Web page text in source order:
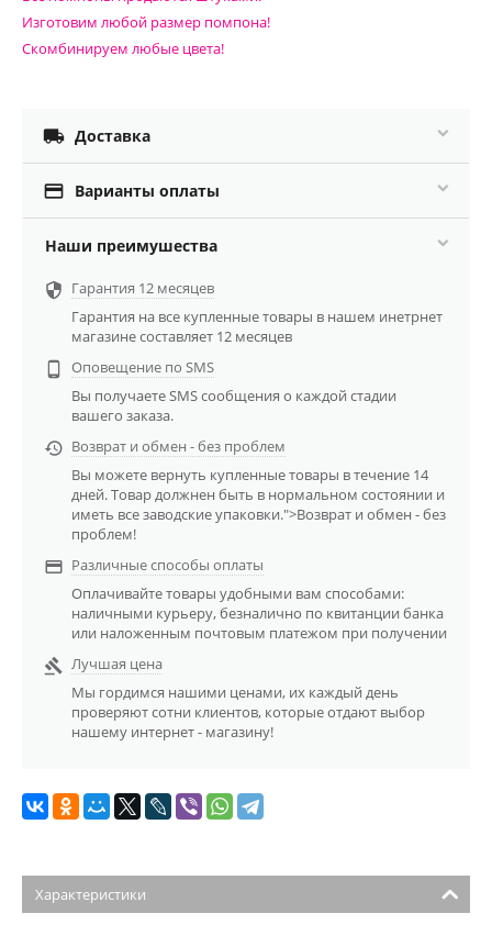
Изготовим любой размер помпона!
Скомбинируем любые цвета!
 Доставка
 Варианты оплаты
Наши преимушества
 Гарантия 12 месяцев
Гарантия на все купленные товары в нашем инетрнет
магазине составляет 12 месяцев

Оповещение по SMS
Вы получаете SMS сообщения о каждой стадии
вашего заказа.
 Возврат и обмен - без проблем
Вы можете вернуть купленные товары в течение 14
дней. Товар должнен быть в нормальном состоянии и
иметь все заводские упаковки.">Возврат и обмен - без
проблем!
 Различные способы оплаты
Оплачивайте товары удобными вам способами:
наличными курьеру, безналично по квитанции банка
или наложенным почтовым платежом при получении

Лучшая цена
Мы гордимся нашими ценами, их каждый день
проверяют сотни клиентов, которые отдают выбор
нашему интернет - магазину!
Характеристики